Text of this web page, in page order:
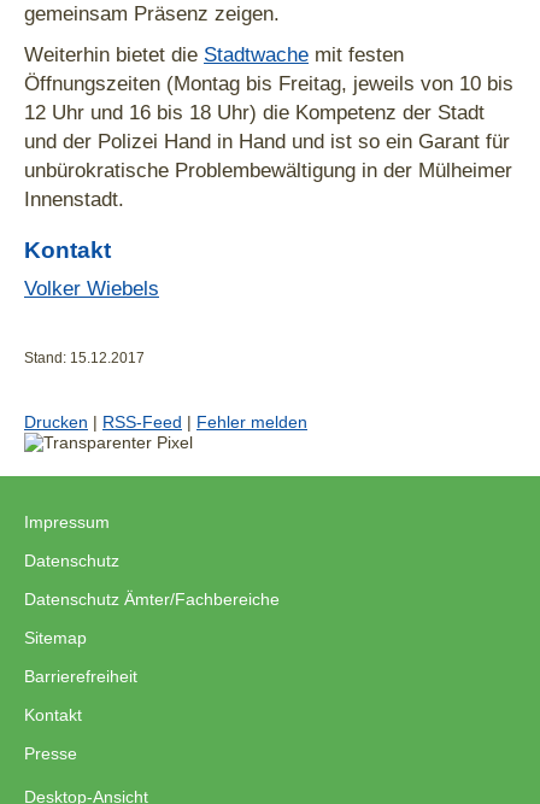
gemeinsam Präsenz zeigen.
Weiterhin bietet die Stadtwache mit festen
Öffnungszeiten (Montag bis Freitag, jeweils von 10 bis
12 Uhr und 16 bis 18 Uhr) die Kompetenz der Stadt
und der Polizei Hand in Hand und ist so ein Garant für
unbürokratische Problembewältigung in der Mülheimer
Innenstadt.
Kontakt
Volker Wiebels
Stand: 15.12.2017
Drucken | RSS-Feed | Fehler melden
Impressum
Datenschutz
Datenschutz Ämter/Fachbereiche
Sitemap
Barrierefreiheit
Kontakt
Presse
Desktop-Ansicht